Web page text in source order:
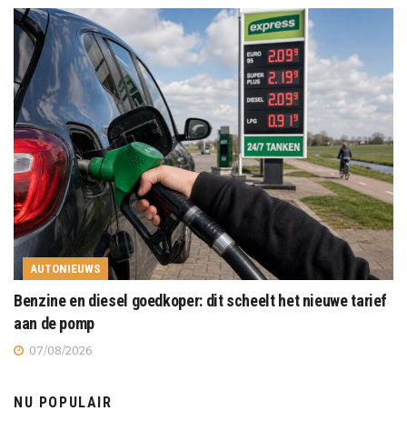
AUTONIEUWS
Benzine en diesel goedkoper: dit scheelt het nieuwe tarief
aan de pomp
07/08/2026
NU POPULAIR